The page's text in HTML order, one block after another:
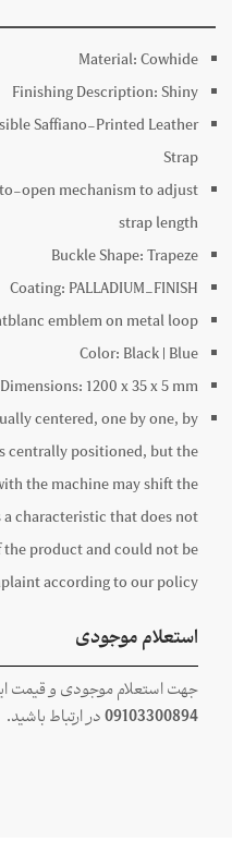
Material:Cowhide
Finishing Description:Shiny
Saffiano-Printed Leather
Strap
open mechanism to adjust
strap length
Buckle Shape:Trapeze
Coating: PALLADIUM_FINISH
emblem on metal loop
Color: Black | Blue
Dimensions:1200 x35 x5mm
centered, one by one, by
centrally positioned, but the
the machine may shift the
characteristic that does not
product and could not be
according to our policy.
استعلام موجودی
جهت استعلام موجودی و قیمت
09103300894در ارتباط باشید.